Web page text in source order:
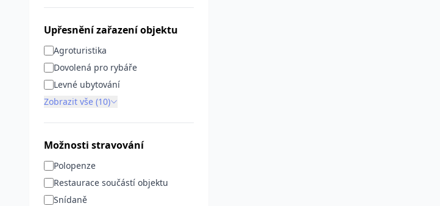
Upřesnění zařazení objektu
Agroturistika
Dovolená pro rybáře
Levné ubytování
Zobrazit vše (10)
Možnosti stravování
Polopenze
Restaurace součástí objektu
Snídaně